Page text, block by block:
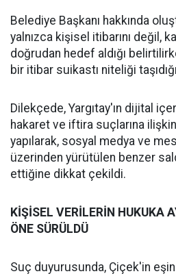
Belediye Başkanı hakkında
yalnızca kişisel itibarını değil,
doğrudan hedef aldığı
bir itibar suikastı niteliği
Dilekçede, Yargıtay'ın dijital
hakaret ve iftira suçlarına
yapılarak, sosyal medya ve
üzerinden yürütülen benzer
ettiğine dikkat çekildi.
KİŞİSEL VERİLERİN HUKUKA
ÖNE SÜRÜLDÜ
Suç duyurusunda, Çiçek'in